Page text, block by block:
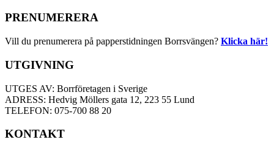
PRENUMERERA
Vill du prenumerera på papperstidningen Borrsvängen? Klicka här!
UTGIVNING
UTGES AV: Borrföretagen i Sverige
ADRESS: Hedvig Möllers gata 12, 223 55 Lund
TELEFON: 075-700 88 20
KONTAKT